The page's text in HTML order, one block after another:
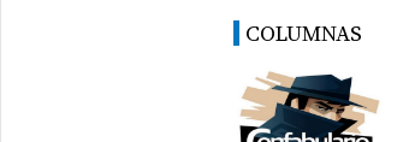
COLUMNAS